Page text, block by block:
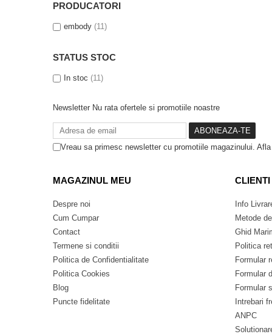
PRODUCATORI
embody (11)
STATUS STOC
In stoc (11)
Newsletter Nu rata ofertele si promotiile noastre
Vreau sa primesc newsletter cu promotiile magazinului.
MAGAZINUL MEU
Despre noi
Cum Cumpar
Contact
Termene si conditii
Politica de Confidentialitate
Politica Cookies
Blog
Puncte fidelitate
CLIENTI
Info
Metode
Ghid
Politica
Formular
Formular
Formular
Intrebari
ANPC